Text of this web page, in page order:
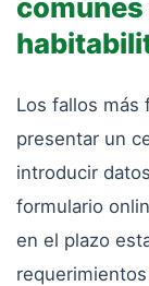
Los fallos más
presentar un
introducir
formulario
en el plazo